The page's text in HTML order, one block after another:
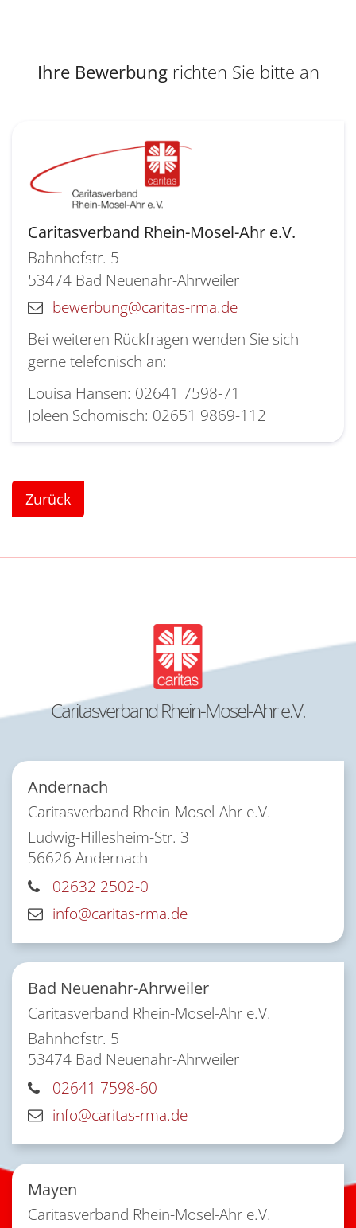
Ihre Bewerbungrichten Sie bitte an
Caritasverband Rhein-Mosel-Ahr e.V.
Bahnhofstr. 5
53474 Bad Neuenahr-Ahrweiler
bewerbung@caritas-rma.de
Bei weiteren Rückfragen wenden Sie sich
gerne telefonisch an:
Louisa Hansen: 02641 7598-71
Joleen Schomisch: 02651 9869-112
Zurück
Caritasverband Rhein-Mosel-Ahr e.V.
Andernach
Caritasverband Rhein-Mosel-Ahr e.V.
Ludwig-Hillesheim-Str. 3
56626 Andernach
02632 2502-0
info@caritas-rma.de
Bad Neuenahr-Ahrweiler
Caritasverband Rhein-Mosel-Ahr e.V.
Bahnhofstr. 5
53474 Bad Neuenahr-Ahrweiler
02641 7598-60
info@caritas-rma.de
Mayen
Caritasverband Rhein-Mosel-Ahr e.V.